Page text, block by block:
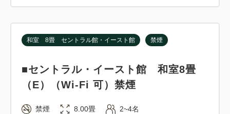
和室 8畳 セントラル館・イースト館 禁煙
■セントラル・イースト館 和室8畳
（E）（Wi-Fi 可）禁煙
禁煙 8.00畳 2~4名